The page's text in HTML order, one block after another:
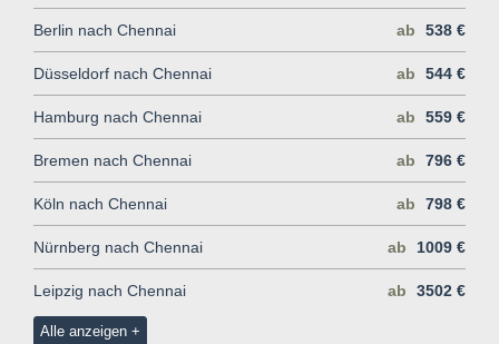
Berlin nach Chennai ab 538 €
Düsseldorf nach Chennai ab 544 €
Hamburg nach Chennai ab 559 €
Bremen nach Chennai ab 796 €
Köln nach Chennai ab 798 €
Nürnberg nach Chennai ab 1009 €
Leipzig nach Chennai ab 3502 €
Alle anzeigen